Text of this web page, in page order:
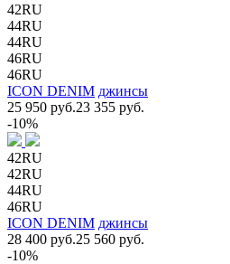
42RU
44RU
44RU
46RU
46RU
ICON DENIM джинсы
25 950 руб.23 355 руб.
-10%
42RU
42RU
44RU
46RU
ICON DENIM джинсы
28 400 руб.25 560 руб.
-10%